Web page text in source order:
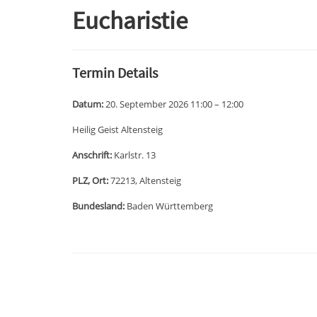
Eucharistie
Termin Details
Datum:20. September 2026 11:00– 12:00
Heilig Geist Altensteig
Anschrift: Karlstr. 13
PLZ, Ort:72213, Altensteig
Bundesland: Baden Württemberg